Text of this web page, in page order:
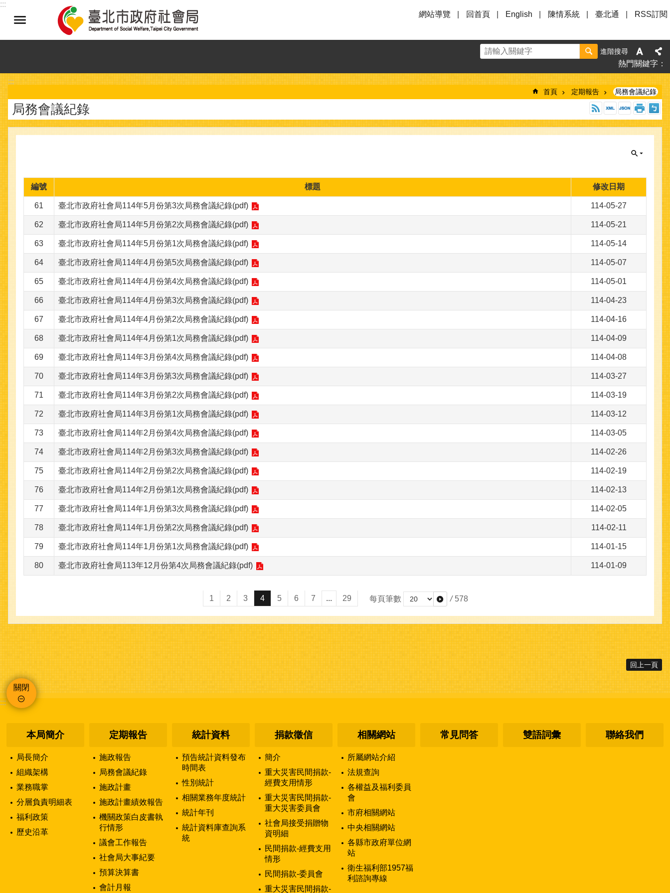
跳到主要內容區塊
:::
網站導覽
回首頁 English 陳情系統 臺北通 RSS訂閱
進階搜尋
熱門關鍵字
:::
首頁 定期報告 局務會議紀錄
局務會議紀錄
編號 標題 修改日期
61 臺北市政府社會局114年5月份第3次局務會議紀錄(pdf) 114-05-27
62 臺北市政府社會局114年5月份第2次局務會議紀錄(pdf) 114-05-21
63 臺北市政府社會局114年5月份第1次局務會議紀錄(pdf) 114-05-14
64 臺北市政府社會局114年4月份第5次局務會議紀錄(pdf) 114-05-07
65 臺北市政府社會局114年4月份第4次局務會議紀錄(pdf) 114-05-01
66 臺北市政府社會局114年4月份第3次局務會議紀錄(pdf) 114-04-23
67 臺北市政府社會局114年4月份第2次局務會議紀錄(pdf) 114-04-16
68 臺北市政府社會局114年4月份第1次局務會議紀錄(pdf) 114-04-09
69 臺北市政府社會局114年3月份第4次局務會議紀錄(pdf) 114-04-08
70 臺北市政府社會局114年3月份第3次局務會議紀錄(pdf) 114-03-27
71 臺北市政府社會局114年3月份第2次局務會議紀錄(pdf) 114-03-19
72 臺北市政府社會局114年3月份第1次局務會議紀錄(pdf) 114-03-12
73 臺北市政府社會局114年2月份第4次局務會議紀錄(pdf) 114-03-05
74 臺北市政府社會局114年2月份第3次局務會議紀錄(pdf) 114-02-26
75 臺北市政府社會局114年2月份第2次局務會議紀錄(pdf) 114-02-19
76 臺北市政府社會局114年2月份第1次局務會議紀錄(pdf) 114-02-13
77 臺北市政府社會局114年1月份第3次局務會議紀錄(pdf) 114-02-05
78 臺北市政府社會局114年1月份第2次局務會議紀錄(pdf) 114-02-11
79 臺北市政府社會局114年1月份第1次局務會議紀錄(pdf) 114-01-15
80 臺北市政府社會局113年12月份第4次局務會議紀錄(pdf) 114-01-09
1 2 3 4 5 6 7 ... 29 每頁筆數 / 578
回上一頁
關閉
:::
本局簡介
局長簡介
組織架構
業務職掌
分層負責明細表
福利政策
歷史沿革
定期報告
施政報告
局務會議紀錄
施政計畫
施政計畫績效報告
機關政策白皮書執
行情形
議會工作報告
社會局大事紀要
預算決算書
會計月報
統計資料
預告統計資料發布
時間表
性別統計
相關業務年度統計
統計年刊
統計資料庫查詢系
統
捐款徵信
簡介
重大災害民間捐款-
經費支用情形
重大災害民間捐款-
重大災害委員會
社會局接受捐贈物
資明細
民間捐款-經費支用
情形
民間捐款-委員會
重大災害民間捐款-
相關網站
所屬網站介紹
法規查詢
各權益及福利委員
會
市府相關網站
中央相關網站
各縣市政府單位網
站
衛生福利部1957福
利諮詢專線
常見問答 雙語詞彙 聯絡我們